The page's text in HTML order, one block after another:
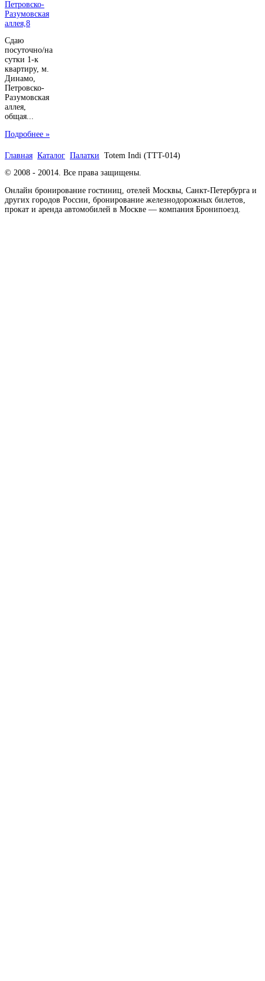
Сдаю
посуточно/на
сутки 1-к
квартиру, м.
Динамо,
Петровско-
Разумовская
аллея,
общая...
Подробнее »
Главная Каталог Палатки Totem Indi (TTT-014)
© 2008 - 20014. Все права защищены.
Онлайн бронирование гостиниц, отелей Москвы, Санкт-Петербурга и
других городов России, бронирование железнодорожных билетов,
прокат и аренда автомобилей в Москве — компания Бронипоезд.